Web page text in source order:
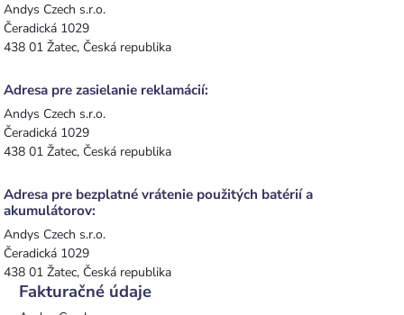
Andys Czech s.r.o.
Čeradická 1029
438 01 Žatec, Česká republika
Adresa pre zasielanie reklamácií:
Andys Czech s.r.o.
Čeradická 1029
438 01 Žatec, Česká republika
Adresa pre bezplatné vrátenie použitých batérií a
akumulátorov:
Andys Czech s.r.o.
Čeradická 1029
438 01 Žatec, Česká republika
Fakturačné údaje